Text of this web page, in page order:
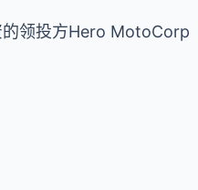
领投方Hero MotoCorp